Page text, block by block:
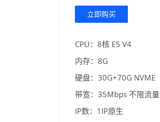
立即购买
CPU：8核 E5 V4
内存：8G
硬盘：30G+70G NVME
带宽：35Mbps 不限流量
IP数：1IP原生